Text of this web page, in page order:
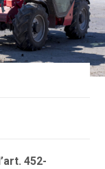
452-